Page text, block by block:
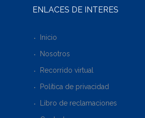
ENLACES DE INTERÉS
Inicio
Nosotros
Recorrido virtual
Política de privacidad
Libro de reclamaciones